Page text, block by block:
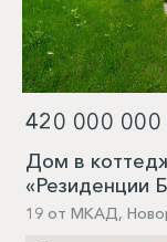
420 000 000
Дом в
«Резиденции
19 от МКАД,